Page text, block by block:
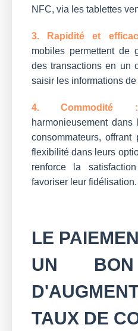
NFC, via les tablettes
3. Rapidité et
mobiles permettent de
des transactions en un
saisir les informations
4. Commodité :
harmonieusement
consommateurs,
flexibilité dans leurs
renforce la
favoriser leur fidélisation.
LE
UN
TAUX DE